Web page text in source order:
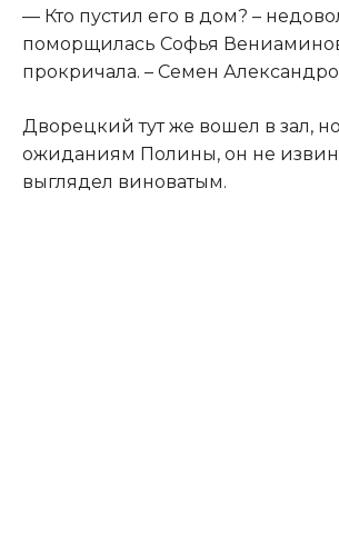
​— Кто пустил его в дом? –
поморщилась Софья
прокричала. – Семен
​Дворецкий тут же вошел в зал,
ожиданиям Полины, он не
выглядел виноватым.​